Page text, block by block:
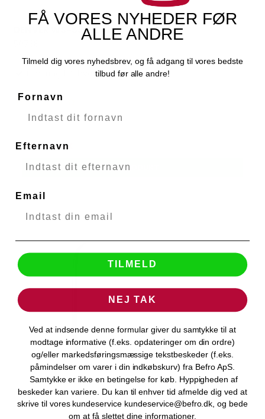
DENVER WS-530BLACK
Denver Electronics
Levering 1-2 hverdage
89,00 DKK
VIS PRODUKT
FÅ VORES NYHEDER FØR
ALLE ANDRE
Tilmeld dig vores nyhedsbrev, og få adgang til vores bedste
tilbud før alle andre!
Fornavn
Efternavn
Email
TILMELD
NEJ TAK
Ved at indsende denne formular giver du samtykke til at
modtage informative (f.eks. opdateringer om din ordre)
og/eller markedsføringsmæssige tekstbeskeder (f.eks.
påmindelser om varer i din indkøbskurv) fra Befro ApS.
Samtykke er ikke en betingelse for køb. Hyppigheden af
beskeder kan variere. Du kan til enhver tid afmelde dig ved at
skrive til vores kundeservice kundeservice@befro.dk, og bede
om at få slettet dine informationer.